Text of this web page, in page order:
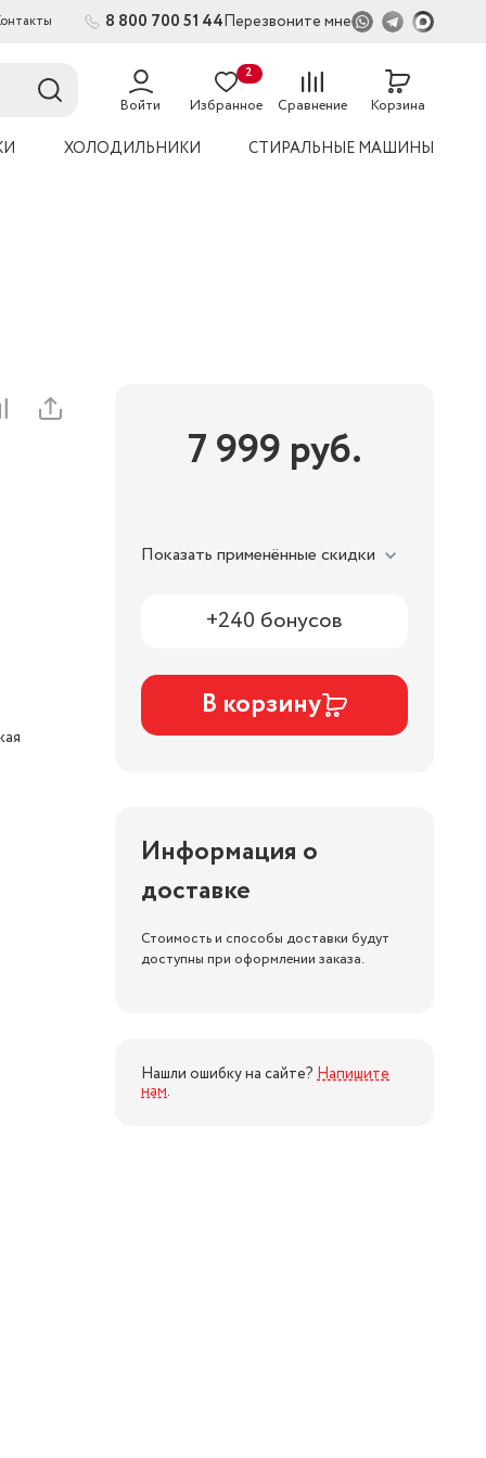
8 800 700 51 44Перезвоните мне
Войти Избранное
2
Сравнение
54
Корзина
ХОЛОДИЛЬНИКИ СТИРАЛЬНЫЕ МАШИНЫ
7 999 руб.
Показать применённые скидки
+240 бонусов
В корзину
Информация о
доставке
Стоимость и способы доставки будут
доступны при оформлении заказа.
Нашли ошибку на сайте? Напишите
нам.